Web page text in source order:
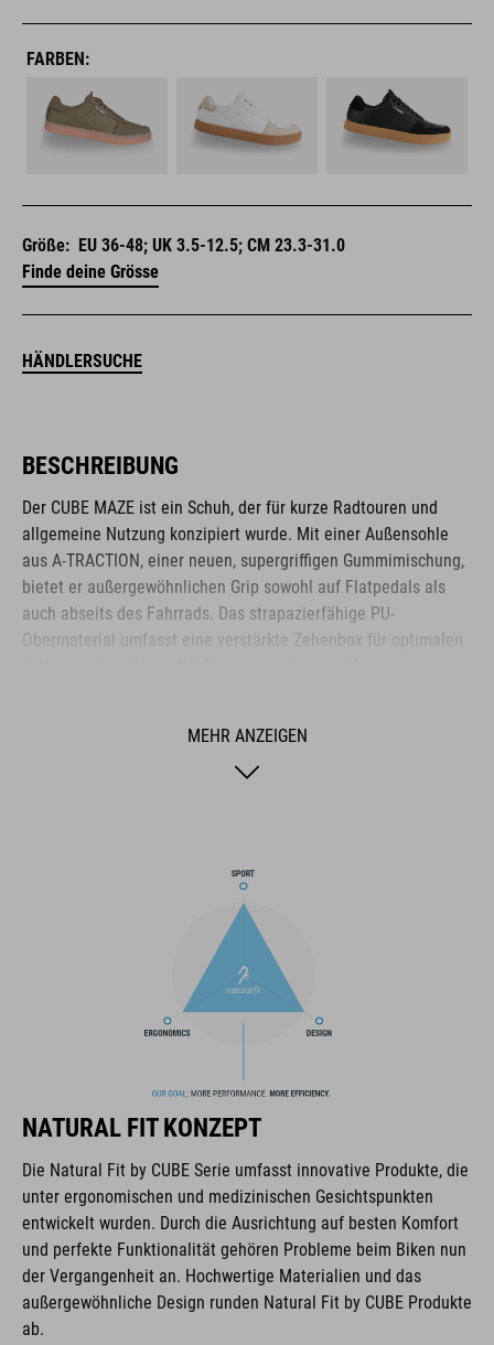
FARBEN:
Größe: EU 36-48; UK 3.5-12.5; CM 23.3-31.0
Finde deine Grösse
HÄNDLERSUCHE
BESCHREIBUNG
Der CUBE MAZE ist ein Schuh, der für kurze Radtouren und
allgemeine Nutzung konzipiert wurde. Mit einer Außensohle
aus A-TRACTION, einer neuen, supergriffigen Gummimischung,
bietet er außergewöhnlichen Grip sowohl auf Flatpedals als
auch abseits des Fahrrads. Das strapazierfähige PU-
Obermaterial umfasst eine verstärkte Zehenbox für optimalen
unauffällige, lässige Erscheinungsbild ab. Ideal für diejenigen,
die einen vielseitigen Schuh suchen, der sowohl auf dem
Die Marke CUBE steht für innovative und qualitativ
hochwertige Produkte, welche sich stetig an aktuellen Trends
der Entwicklung von Accessoires und Bikes, sind die Produkte
Kombination aus Design, Technik und Usability.
FEATURES
Schnürverschluss
NF Ergonomics Leisten
MEHR ANZEIGEN
NATURAL FIT KONZEPT
Die Natural Fit by CUBE Serie umfasst innovative Produkte, die
unter ergonomischen und medizinischen Gesichtspunkten
entwickelt wurden. Durch die Ausrichtung auf besten Komfort
und perfekte Funktionalität gehören Probleme beim Biken nun
der Vergangenheit an. Hochwertige Materialien und das
außergewöhnliche Design runden Natural Fit by CUBE Produkte
ab.